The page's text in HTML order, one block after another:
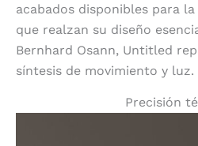
acabados disponibles para
que realzan su diseño
Bernhard Osann, Untitled
síntesis de movimiento y luz.
Precisión